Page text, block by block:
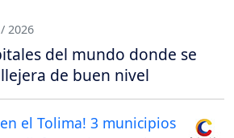
2026
del mundo donde se
de buen nivel